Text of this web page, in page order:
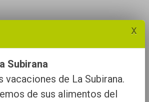
x
Subirana
vacaciones de La Subirana.
de sus alimentos del